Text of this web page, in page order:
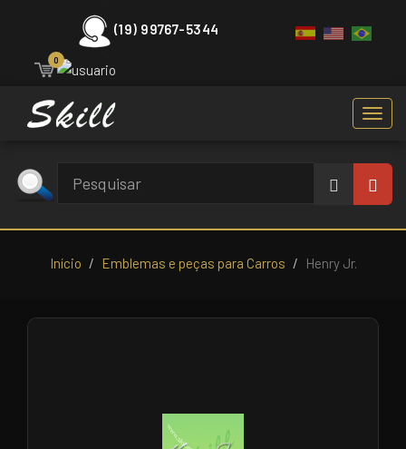
(19) 99767-5344
0
Início Emblemas e peças para Carros Henry Jr.